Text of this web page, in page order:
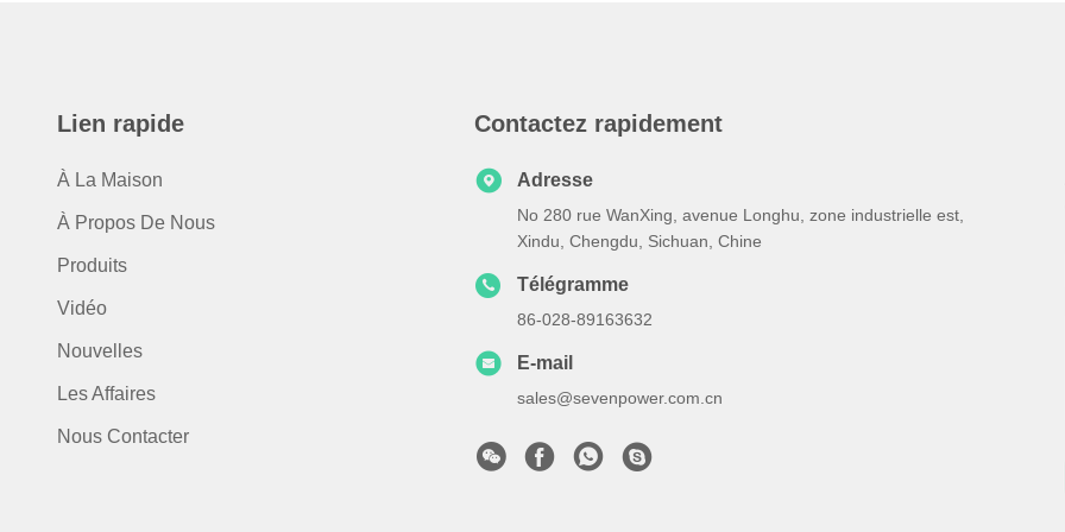
Lien rapide
À La Maison
À Propos De Nous
Produits
Vidéo
Nouvelles
Les Affaires
Nous Contacter
Contactez rapidement
Adresse
No 280 rue WanXing, avenue Longhu, zone industrielle est,
Xindu, Chengdu, Sichuan, Chine
Télégramme
86-028-89163632
E-mail
sales@sevenpower.com.cn